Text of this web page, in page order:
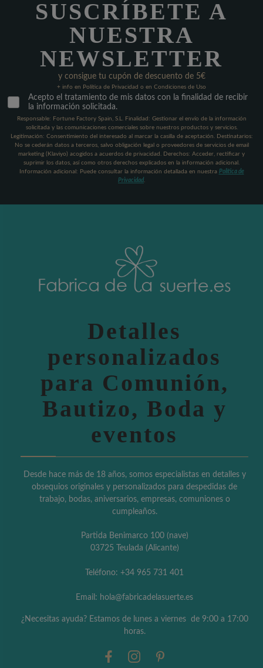
SUSCRÍBETE A
NUESTRA
NEWSLETTER
y consigue tu cupón de descuento de 5€
+ info en Política de Privacidad o en Condiciones de Uso
Acepto el tratamiento de mis datos con la finalidad de recibir
la información solicitada.
Responsable: Fortune Factory Spain, S.L. Finalidad: Gestionar el envío de la información
solicitada y las comunicaciones comerciales sobre nuestros productos y servicios.
Legitimación: Consentimiento del interesado al marcar la casilla de aceptación. Destinatarios:
No se cederán datos a terceros, salvo obligación legal o proveedores de servicios de email
marketing (Klaviyo) acogidos a acuerdos de privacidad. Derechos: Acceder, rectificar y
suprimir los datos, así como otros derechos explicados en la información adicional.
Información adicional: Puede consultar la información detallada en nuestra Política de
Privacidad
Detalles
personalizados
para Comunión,
Bautizo, Boda y
eventos
Desde hace más de 18 años, somos especialistas en detalles y
obsequios originales y personalizados para despedidas de
trabajo, bodas, aniversarios, empresas, comuniones o
cumpleaños.
Partida Benimarco 100 (nave)
03725 Teulada (Alicante)
Teléfono: +34 965 731 401
Email: hola@fabricadelasuerte.es
¿Necesitas ayuda? Estamos de lunes a viernes de 9:00 a 17:00
horas.